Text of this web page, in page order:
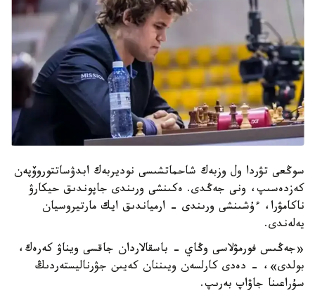
سوڭعى تۋردا ول وزبەك شاحماتشىسى نوديربەك ابدۋساتتوروۆپەن
كەزدەسىپ، ونى جەڭدى. ەكىنشى ورىندى جاپوندىق حيكارۋ
ناكامۋرا، ءۇشىنشى ورىندى - ارمياندىق ايك مارتيروسيان
يەلەندى.
«جەڭىس فورمۋلاسى وڭاي - باسقالاردان جاقسى ويناۋ كەرەك،
بولدى»، - دەدى كارلسەن ويىننان كەيىن جۋرناليستەردىڭ
سۇراعىنا جاۋاپ بەرىپ.